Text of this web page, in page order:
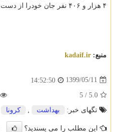
۴ هزار و ۴۰۶ نفر جان خودرا از دست دادند.
منبع: kadaif.ir
1399/05/11
14:52:50
5.0
/
5
تگهای خبر:
بهداشت كرونا
این مطلب را می پسندید؟